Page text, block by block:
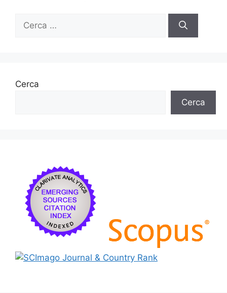
Cerca:
Cerca
Cerca